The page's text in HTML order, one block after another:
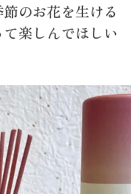
節のお花を生ける
楽しんでほしい